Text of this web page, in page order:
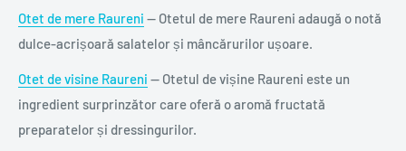
Otet de mere Raureni — Otetul de mere Raureni adaugă o notă
dulce-acrișoară salatelor și mâncărurilor ușoare.
Otet de visine Raureni — Otetul de vișine Raureni este un
ingredient surprinzător care oferă o aromă fructată
preparatelor și dressingurilor.